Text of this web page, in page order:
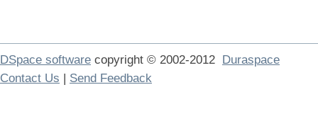
DSpace software copyright © 2002-2012 Duraspace
Contact Us | Send Feedback